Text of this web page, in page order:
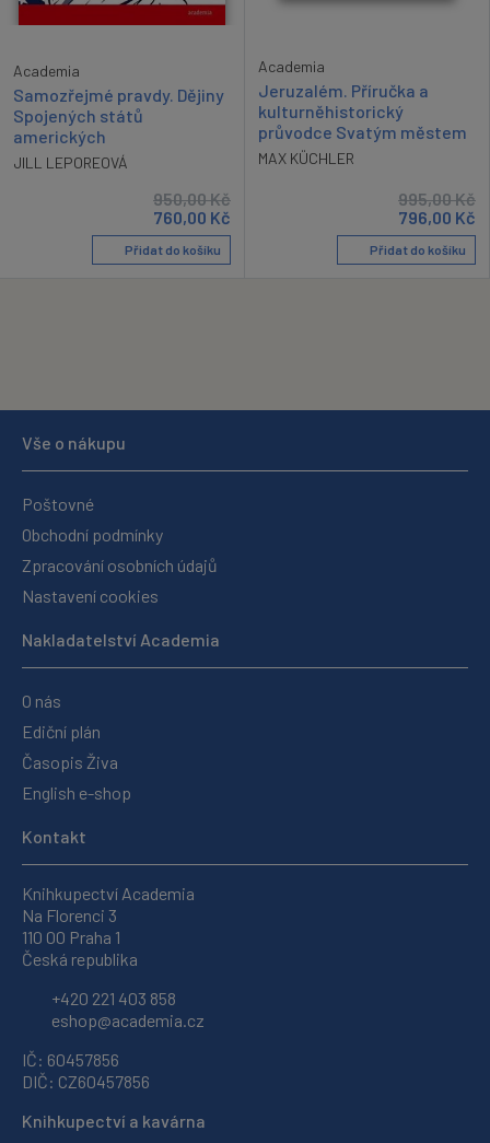
Academia
Samozřejmé pravdy. Dějiny
Spojených států
amerických
JILL LEPOREOVÁ
950,00Kč
760,00 Kč
Přidat do košíku
Academia
Jeruzalém. Příručka a
kulturněhistorický
průvodce Svatým městem
MAX KÜCHLER
995,00Kč
796,00 Kč
Přidat do košíku
Vše o nákupu
Poštovné
Obchodní podmínky
Zpracování osobních údajů
Nastavení cookies
Nakladatelství Academia
O nás
Ediční plán
Časopis Živa
English e-shop
Kontakt
Knihkupectví Academia
Na Florenci 3
110 00 Praha 1
Česká republika
+420 221 403 858
eshop@academia.cz
IČ: 60457856
DIČ: CZ60457856
Knihkupectví a kavárna